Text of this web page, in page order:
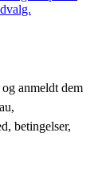
anmeldt dem
betingelser,